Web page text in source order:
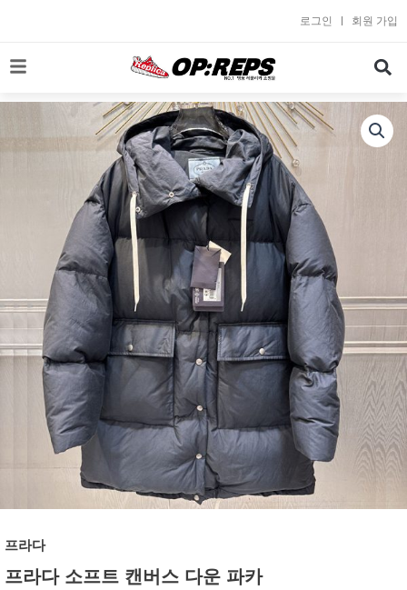
로
로그인 회원 가입
프라다
프라다 소프트 캔버스 다운 파카